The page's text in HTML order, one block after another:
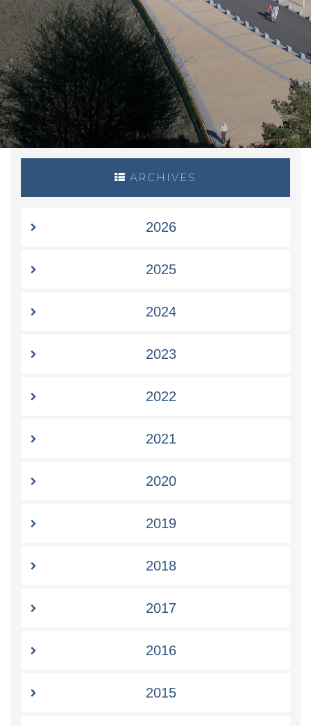
ARCHIVES
2026
2025
2024
2023
2022
2021
2020
2019
2018
2017
2016
2015